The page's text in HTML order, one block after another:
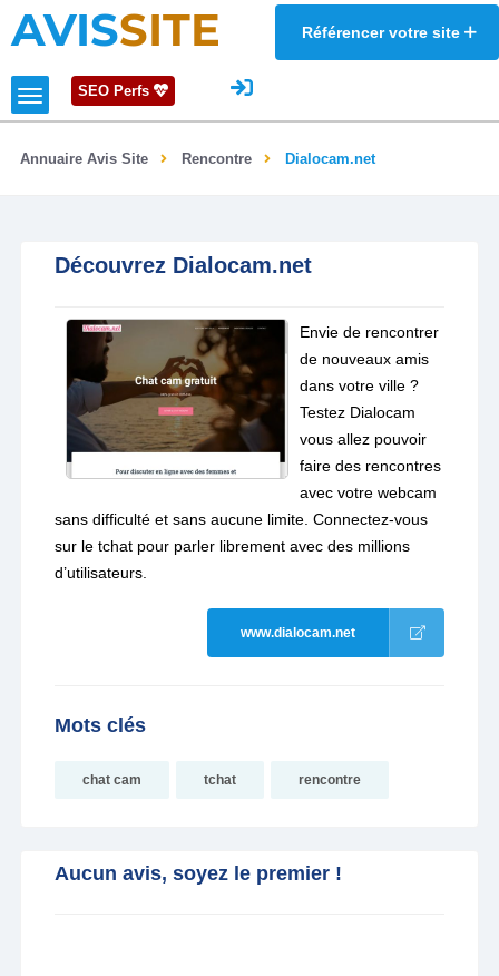
AVISSITE Référencer votre site
SEO Perfs
Annuaire Avis Site Rencontre Dialocam.net
Découvrez Dialocam.net
Envie de rencontrer
de nouveaux amis
dans votre ville ?
Testez Dialocam
vous allez pouvoir
faire des rencontres
avec votre webcam
sans difficulté et sans aucune limite. Connectez-vous
sur le tchat pour parler librement avec des millions
d’utilisateurs.
www.dialocam.net
Mots clés
chat cam tchat rencontre
Aucun avis, soyez le premier !